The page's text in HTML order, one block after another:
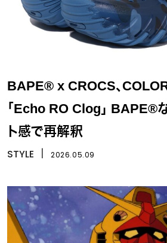
BAPE® x CROCS、
「Echo RO Clog」 BAPE®
ト感で再解釈
STYLE 2026.05.09